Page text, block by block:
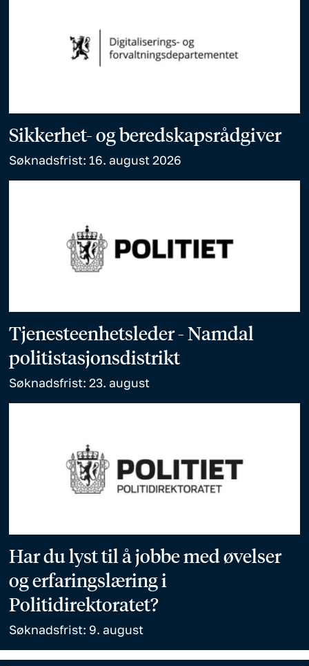
Sikkerhet- og beredskapsrådgiver
Søknadsfrist: 16. august 2026
Tjenesteenhetsleder - Namdal
politistasjonsdistrikt
Søknadsfrist: 23. august
Har du lyst til å jobbe med øvelser
og erfaringslæring i
Politidirektoratet?
Søknadsfrist: 9. august